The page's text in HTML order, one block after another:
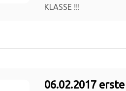
KLASSE !!!
06.02.2017